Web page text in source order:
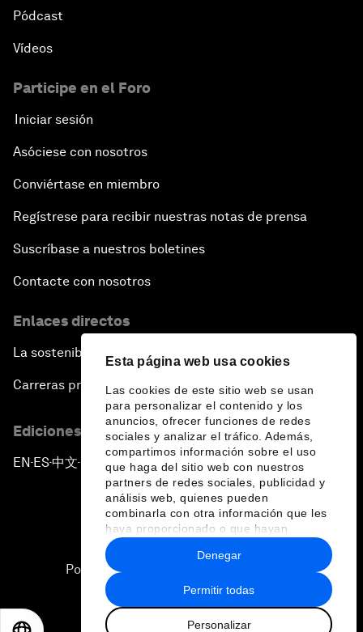
Esta página web usa cookies
Las cookies de este sitio web se usan
para personalizar el contenido y los
anuncios, ofrecer funciones de redes
sociales y analizar el tráfico. Además,
compartimos información sobre el uso
que haga del sitio web con nuestros
partners de redes sociales, publicidad y
análisis web, quienes pueden
combinarla con otra información que les
haya proporcionado o que hayan
recopilado a partir del uso que haya
hecho de sus servicios.
Permitir todas
Personalizar
Denegar
Pódcast
Vídeos
Participe en el Foro
Iniciar sesión
Asóciese con nosotros
Conviértase en miembro
Regístrese para recibir nuestras notas de prensa
Suscríbase a nuestros boletines
Contacte con nosotros
Enlaces directos
La sostenibilidad en el Foro
Carreras profesionales
Ediciones en otros idiomas
EN ▪ES▪中文▪ 日本語
Política de privacidad y normas de uso
Sitemap